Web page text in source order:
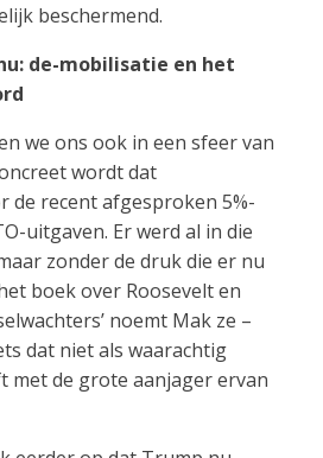
beschermend.
de-mobilisatie en het
we ons ook in een sfeer van
wordt dat
de recent afgesproken 5%-
uitgaven. Er werd al in die
zonder de druk die er nu
boek over Roosevelt en
noemt Mak ze –
dat niet als waarachtig
met de grote aanjager ervan